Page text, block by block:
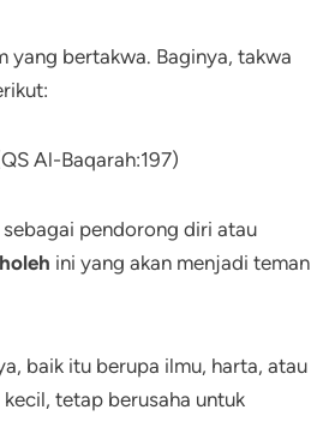
yang bertakwa. Baginya, takwa
Al-Baqarah:197)
pendorong diri atau
ini yang akan menjadi teman
baik itu berupa ilmu, harta, atau
tetap berusaha untuk